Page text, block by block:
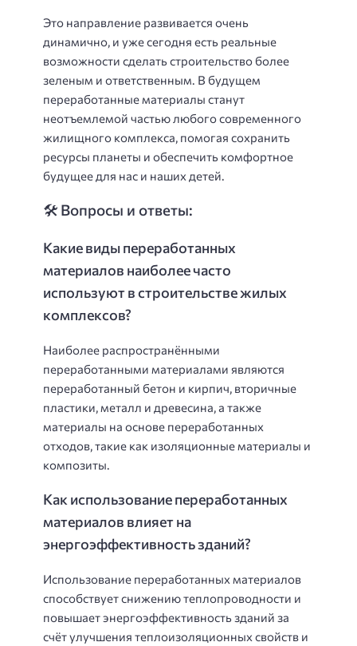
Это направление развивается очень
динамично, и уже сегодня есть реальные
возможности сделать строительство более
зеленым и ответственным. В будущем
переработанные материалы станут
неотъемлемой частью любого современного
жилищного комплекса, помогая сохранить
ресурсы планеты и обеспечить комфортное
будущее для нас и наших детей.
🛠️ Вопросы и ответы:
Какие виды переработанных
материалов наиболее часто
используют в строительстве жилых
комплексов?
Наиболее распространёнными
переработанными материалами являются
переработанный бетон и кирпич, вторичные
пластики, металл и древесина, а также
материалы на основе переработанных
отходов, такие как изоляционные материалы и
композиты.
Как использование переработанных
материалов влияет на
энергоэффективность зданий?
Использование переработанных материалов
способствует снижению теплопроводности и
повышает энергоэффективность зданий за
счёт улучшения теплоизоляционных свойств и